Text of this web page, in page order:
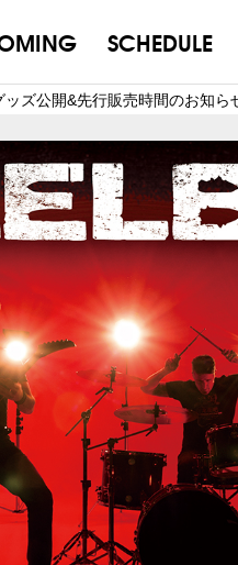
SCHEDULE
ッズ公開&先行販売時間のお知ら